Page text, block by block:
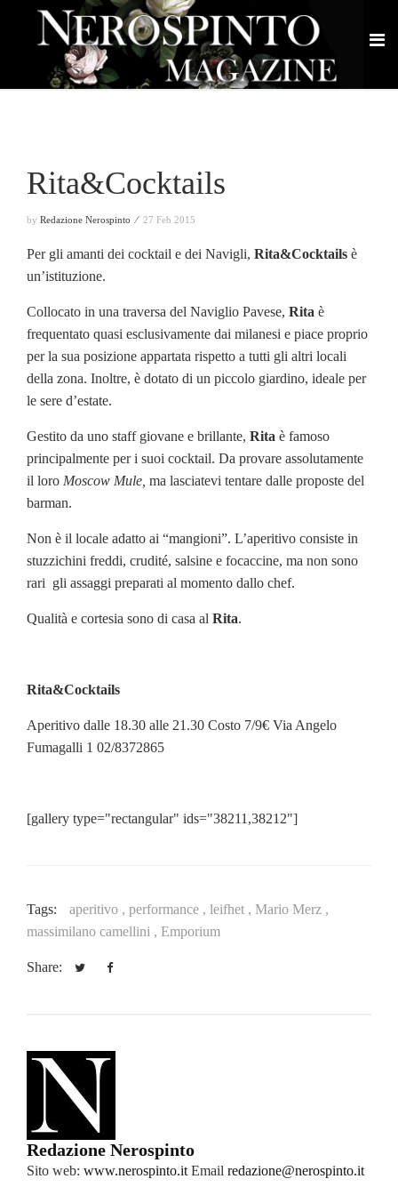
Rita&Cocktails
by Redazione Nerospinto ⁄ 27 Feb 2015
Per gli amanti dei cocktail e dei Navigli, Rita&Cocktails è
un’istituzione.
Collocato in una traversa del Naviglio Pavese, Rita è
frequentato quasi esclusivamente dai milanesi e piace proprio
per la sua posizione appartata rispetto a tutti gli altri locali
della zona. Inoltre, è dotato di un piccolo giardino, ideale per
le sere d’estate.
Gestito da uno staff giovane e brillante, Rita è famoso
principalmente per i suoi cocktail. Da provare assolutamente
il loro Moscow Mule, ma lasciatevi tentare dalle proposte del
barman.
Non è il locale adatto ai “mangioni”. L’aperitivo consiste in
stuzzichini freddi, crudité, salsine e focaccine, ma non sono
rari gli assaggi preparati al momento dallo chef.
Qualità e cortesia sono di casa al Rita.
Rita&Cocktails
Aperitivo dalle 18.30 alle 21.30 Costo 7/9€ Via Angelo
Fumagalli 1 02/8372865
[gallery type="rectangular" ids="38211,38212"]
Tags: aperitivo , performance , leifhet , Mario Merz ,
massimilano camellini , Emporium
Share:
Redazione Nerospinto
Sito web: www.nerospinto.it Email redazione@nerospinto.it